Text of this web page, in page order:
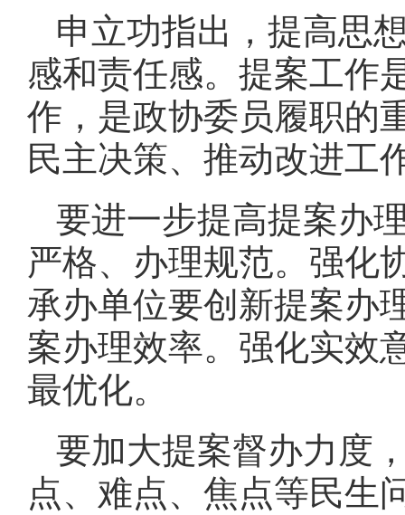
申立功指出，提高思
感和责任感。提案工作
作，是政协委员履职的
民主决策、推动改进工
要进一步提高提案办
严格、办理规范。强化
承办单位要创新提案办
案办理效率。强化实效
最优化。
要加大提案督办力度
点、难点、焦点等民生